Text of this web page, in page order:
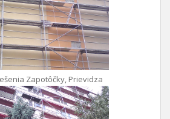
Zapotôčky, Prievidza